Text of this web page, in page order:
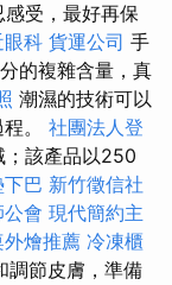
受，最好再保
眼科 貨運公司 手
的複雜含量，真
潮濕的技術可以
。 社團法人登
；該產品以250
下巴 新竹徵信社
會 現代簡約主
外燴推薦 冷凍櫃
調節皮膚，準備